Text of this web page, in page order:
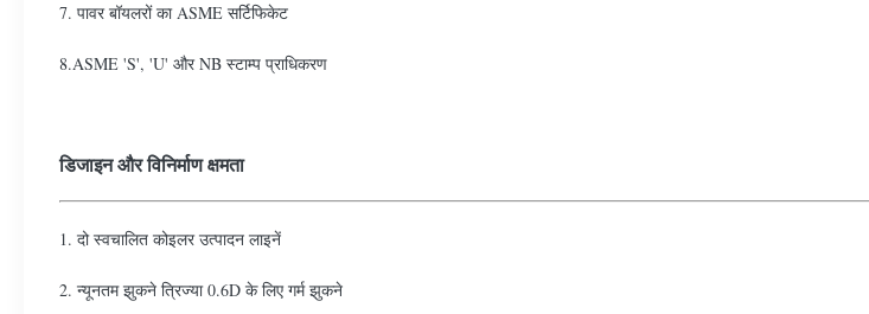
7. पावर बॉयलरों का ASME सर्टिफिकेट
8.ASME 'S', 'U' और NB स्टाम्प प्राधिकरण
डिजाइन और विनिर्माण क्षमता
1. दो स्वचालित कोइलर उत्पादन लाइनें
2. न्यूनतम झुकने त्रिज्या 0.6D के लिए गर्म झुकने